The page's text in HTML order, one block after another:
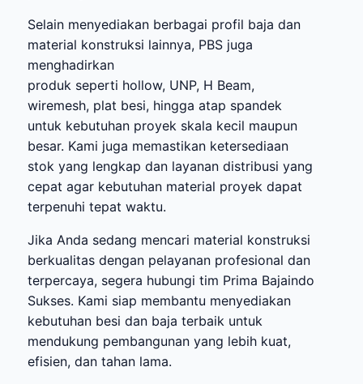
Selain menyediakan berbagai profil baja dan
material konstruksi lainnya, PBS juga
menghadirkan
produk seperti hollow, UNP, H Beam,
wiremesh, plat besi, hingga atap spandek
untuk kebutuhan proyek skala kecil maupun
besar. Kami juga memastikan ketersediaan
stok yang lengkap dan layanan distribusi yang
cepat agar kebutuhan material proyek dapat
terpenuhi tepat waktu.
Jika Anda sedang mencari material konstruksi
berkualitas dengan pelayanan profesional dan
terpercaya, segera hubungi tim Prima Bajaindo
Sukses. Kami siap membantu menyediakan
kebutuhan besi dan baja terbaik untuk
mendukung pembangunan yang lebih kuat,
efisien, dan tahan lama.